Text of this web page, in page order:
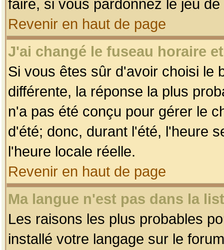
faire, si vous pardonnez le jeu
Revenir en haut de page
J'ai changé le fuseau horaire
Si vous êtes sûr d'avoir choisi le
différente, la réponse la plus
n'a pas été conçu pour gérer le
d'été; donc, durant l'été, l'heure
l'heure locale réelle.
Revenir en haut de page
Ma langue n'est pas dans la
Les raisons les plus probables
installé votre langage sur le